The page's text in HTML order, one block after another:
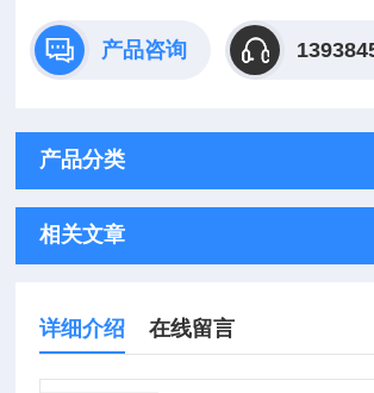
产品咨询
产品分类
相关文章
详细介绍 在线留言